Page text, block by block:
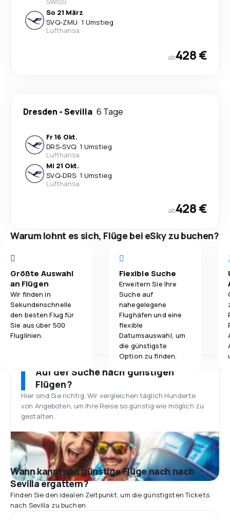
So 21 März
SVQ-ZMU· 1 Umstieg
Lufthansa
ab428 €
Dresden -Sevilla 6 Tage
Fr 16 Okt.
DRS-SVQ· 1 Umstieg
Lufthansa
Mi 21 Okt.
SVQ-DRS· 1 Umstieg
Lufthansa
ab428 €
Warum lohnt es sich, Flüge bei eSky zu buchen?
Größte Auswahl
an Flügen
Wir finden in
Sekundenschnelle
den besten Flug für
Sie aus über 500
Fluglinien.
Flexible Suche
Erweitern Sie Ihre
Suche auf
nahegelegene
Flughäfen und eine
flexible
Datumsauswahl, um
die günstigste
Option zu finden.
Auf der Suche nach günstigen
Flügen?
Hier sind Sie richtig. Wir vergleichen täglich Hunderte
von Angeboten, um Ihre Reise so günstig wie möglich zu
gestalten.
Wann kann man günstige Flüge nach nach
Sevilla ergattern?
Finden Sie den idealen Zeitpunkt, um die günstigsten Tickets
nach Sevilla zu buchen